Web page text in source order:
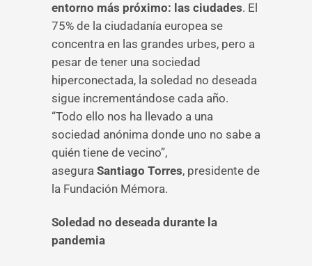
entorno más próximo: las ciudades. El
75% de la ciudadanía europea se
concentra en las grandes urbes, pero a
pesar de tener una sociedad
hiperconectada, la soledad no deseada
sigue incrementándose cada año.
“Todo ello nos ha llevado a una
sociedad anónima donde uno no sabe a
quién tiene de vecino”,
asegura Santiago Torres, presidente de
la Fundación Mémora.
Soledad no deseada durante la
pandemia